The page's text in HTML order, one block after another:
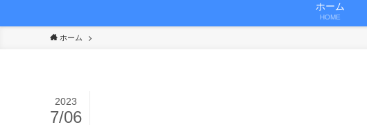
ホーム
HOME
ホーム
2023
7/06